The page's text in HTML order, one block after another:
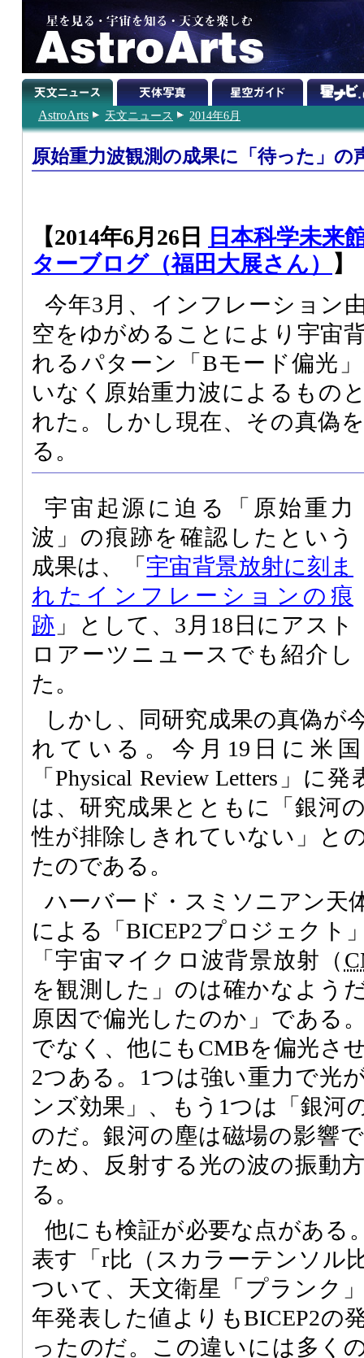
AstroArts 天文ニュース 2014年6月
原始重力波観測の成果に「待った」の
【2014年6月26日
日本科学未来
ターブログ（福田大展さん）
】
今年3月、インフレーション
空をゆがめることにより宇宙
れるパターン「Bモード偏光
いなく原始重力波によるもの
れた。しかし現在、その真偽
る。
宇宙起源に迫る「原始重力
波」の痕跡を確認したという
成果は、「 宇宙背景放射に刻ま
れたインフレーションの痕
跡 」として、3月18日にアスト
ロアーツニュースでも紹介し
た。
しかし、同研究成果の真偽が
れている。今月19日に米
「Physical Review Letters」に
は、研究成果とともに「銀河
性が排除しきれていない」と
たのである。
ハーバード・スミソニアン天
による「BICEP2プロジェクト
「宇宙マイクロ波背景放射（
を観測した」のは確かなよう
原因で偏光したのか」である
でなく、他にもCMBを偏光さ
2つある。1つは強い重力で光
ンズ効果」、もう1つは「銀河
のだ。銀河の塵は磁場の影響
ため、反射する光の波の振動
る。
他にも検証が必要な点がある
表す「r比（スカラーテンソル
ついて、天文衛星「プランク
年発表した値よりもBICEP2の
ったのだ。この違いには多く